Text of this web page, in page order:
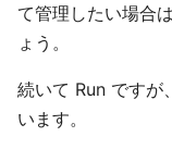
て管理したい場合
ょう。
続いて Run ですが
います。